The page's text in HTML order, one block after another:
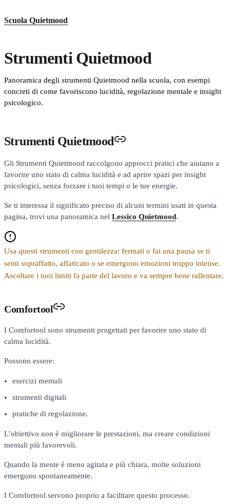
Scuola Quietmood
Strumenti Quietmood
Panoramica degli strumenti Quietmood nella scuola, con esempi
concreti di come favoriscono lucidità, regolazione mentale e insight
psicologico.
Strumenti Quietmood
Gli Strumenti Quietmood raccolgono approcci pratici che aiutano a
favorire uno stato di calma lucidità e ad aprire spazi per insight
psicologici, senza forzare i tuoi tempi o le tue energie.
Se ti interessa il significato preciso di alcuni termini usati in questa
pagina, trovi una panoramica nel Lessico Quietmood.
Usa questi strumenti con gentilezza: fermati o fai una pausa se ti
senti sopraffatto, affaticato o se emergono emozioni troppo intense.
Ascoltare i tuoi limiti fa parte del lavoro e va sempre bene rallentare.
Comfortool
I Comfortool sono strumenti progettati per favorire uno stato di
calma lucidità.
Possono essere:
esercizi mentali
strumenti digitali
pratiche di regolazione.
L’obiettivo non è migliorare le prestazioni, ma creare condizioni
mentali più favorevoli.
Quando la mente è meno agitata e più chiara, molte soluzioni
emergono spontaneamente.
I Comfortool servono proprio a facilitare questo processo.